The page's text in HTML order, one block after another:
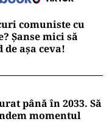
comuniste cu
Șanse mici să
așa ceva!
până în 2033. Să
momentul